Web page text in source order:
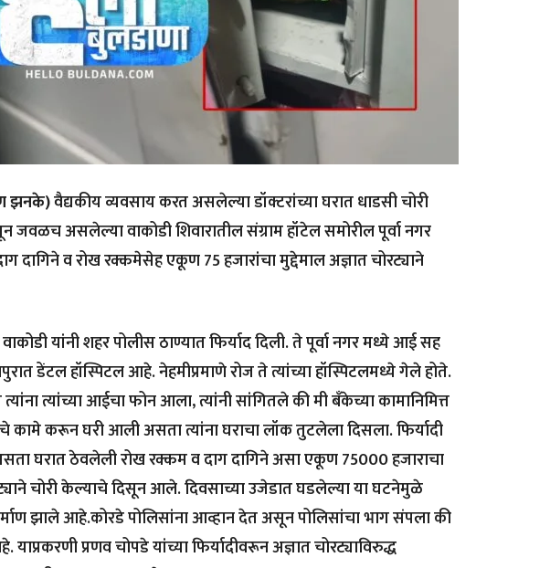
झनके)वैद्यकीय व्यवसाय करत असलेल्या डॉक्टरांच्या घरात धाडसी चोरी
जवळच असलेल्या वाकोडी शिवारातील संग्राम हॉटेल समोरील पूर्वा नगर
दागिने व रोख रक्कमेसेह एकूण 75 हजारांचा मुद्देमाल अज्ञात चोरट्याने
यांनी शहर पोलीस ठाण्यात फिर्याद दिली. ते पूर्वा नगर मध्ये आई सह
डेंटल हॉस्पिटल आहे. नेहमीप्रमाणे रोज ते त्यांच्या हॉस्पिटलमध्ये गेले होते.
त्यांच्या आईचा फोन आला, त्यांनी सांगितले की मी बँकेच्या कामानिमित्त
करून घरी आली असता त्यांना घराचा लॉक तुटलेला दिसला. फिर्यादी
घरात ठेवलेली रोख रक्कम व दाग दागिने असा एकूण 75000 हजाराचा
चोरी केल्याचे दिसून आले. दिवसाच्या उजेडात घडलेल्या या घटनेमुळे
झाले आहे.कोरडे पोलिसांना आव्हान देत असून पोलिसांचा भाग संपला की
याप्रकरणी प्रणव चोपडे यांच्या फिर्यादीवरून अज्ञात चोरट्याविरुद्ध